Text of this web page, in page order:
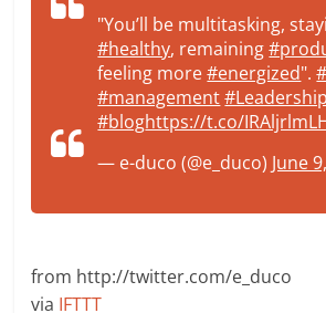
"You’ll be multitasking,
#healthy, remaining
feeling more#energized".
#management #Leadership
#bloghttps://t.co/
— e-duco (@e_duco) June
from http://twitter.com/e_duco
via IFTTT